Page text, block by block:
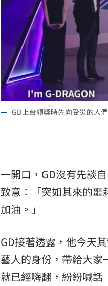
GD上台領獎時先向受災的人
一開口，GD沒有先談
致意：「突如其來的噩
加油。」
GD接著透露，他今天
藝人的身份，帶給大
就已經嗨翻，紛紛喊